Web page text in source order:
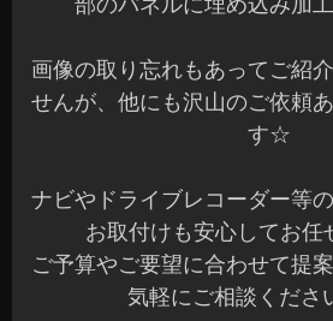
部のパネルに埋め込み加
画像の取り忘れもあってご紹
せんが、他にも沢山のご依頼
す☆
ナビやドライブレコーダー等
お取付けも安心してお任
ご予算やご要望に合わせて提
気軽にご相談くださ